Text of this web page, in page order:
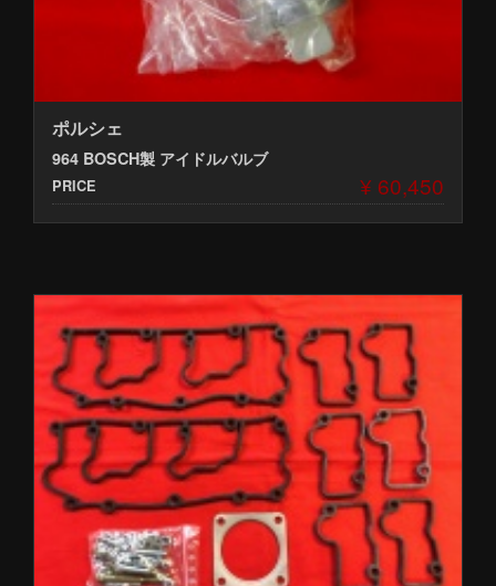
ポルシェ
964 BOSCH製 アイドルバルブ
PRICE ¥ 60,450